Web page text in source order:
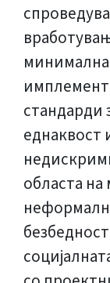
минимална
стандарди
еднаквост
областа